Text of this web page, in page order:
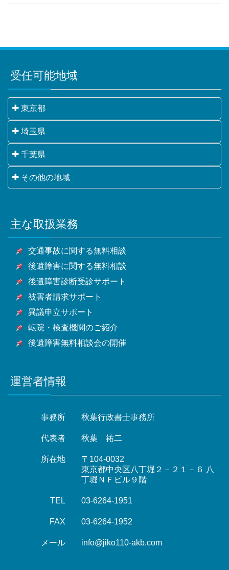
受任可能地域
東京都
千代田区・中央区・港区・新宿区・文京区・台東区・
墨田区・江東区・品川区・目黒区・大田区・世田谷
区・渋谷区・中野区・杉並区・豊島区・北区・荒川
区・板橋区・練馬区・足立区・葛飾区・江戸川区・八
王子市・立川市・武蔵野市・三鷹市・青梅市・府中
市・東大和市・清瀬市・東久留米市・武蔵村山市・多
摩市・稲城市・羽村市・あきる野市・西東京市他東京
都全域
埼玉県
さいたま市・川越市・熊谷市・川口市・行田市・秩父
市・所沢市・飯能市・加須市・本庄市・東松山市・春
日部市・狭山市・羽生市・鴻巣市・深谷市・上尾市・
潮市・富士見市・三郷市・蓮田市・坂戸市・幸手市・
鶴ヶ島市・日高市・吉川市・ふじみ野市・白岡市他埼
千葉県
千葉市・銚子市・市川市・船橋市・館山市・木更津
市・松戸市・野田市・茂原市・成田市・佐倉市・東金
市・富津市・浦安市・四街道市・袖ケ浦市・八街市・
印西市・白井市・富里市・南房総市・匝瑳市・香取
市・山武市・いすみ市・大網白里市他千葉県全域
その他の地域
甲府市・山梨市・南アルプス市他山梨県全域・長野
県・静岡県等
主な取扱業務
交通事故に関する無料相談
後遺障害に関する無料相談
後遺障害診断受診サポート
被害者請求サポート
異議申立サポート
転院・検査機関のご紹介
後遺障害無料相談会の開催
運営者情報
事務所 秋葉行政書士事務所
代表者 秋葉 祐二
所在地
〒104-0032
東京都中央区八丁堀２－２１－６ 八
丁堀ＮＦビル９階
TEL 03-6264-1951
FAX 03-6264-1952
メール info@jiko110-akb.com